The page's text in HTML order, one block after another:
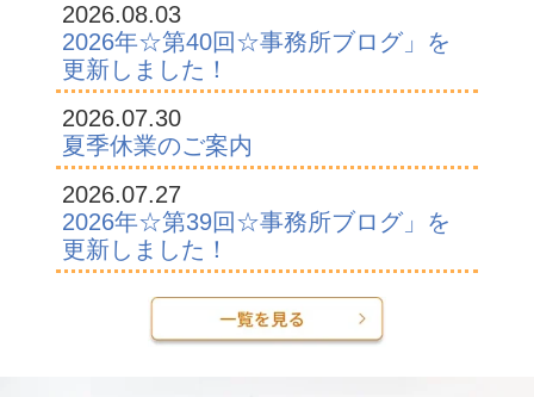
2026.08.03
2026年☆第40回☆事務所ブログ」を
更新しました！
2026.07.30
夏季休業のご案内
2026.07.27
2026年☆第39回☆事務所ブログ」を
更新しました！